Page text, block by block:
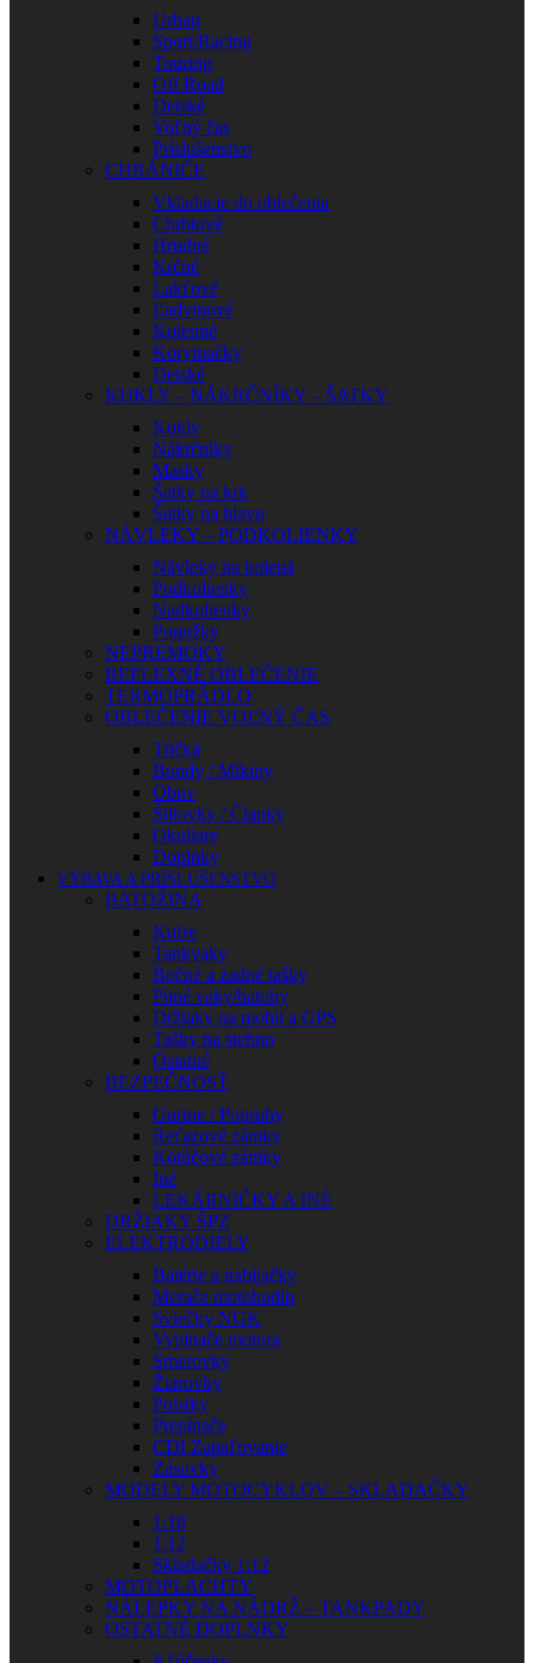
Urban
Sport/Racing
Touring
Off Road
Detské
Voľný čas
Príslušenstvo
CHRÁNIČE
Vkladacie do oblečenia
Chrbtové
Hrudné
Krčné
Lakťové
Ľadvinové
Kolenné
Korytnačky
Detské
KUKLY – NÁKRČNÍKY – ŠATKY
Kukly
Nákrčníky
Masky
Šatky na krk
Šatky na hlavu
NÁVLEKY – PODKOLIENKY
Návleky na kolená
Podkolienky
Nadkolienky
Ponožky
NEPREMOKY
REFLEXNÉ OBLEČENIE
TERMOPRÁDLO
OBLEČENIE VOĽNÝ ČAS
Tričká
Bundy / Mikiny
Obuv
Šiltovky / Čiapky
Okuliare
Doplnky
VÝBAVA A PRÍSLUŠENSTVO
BATOŽINA
Kufre
Tankvaky
Bočné a zadné tašky
Pitné vaky/batohy
Držiaky na mobil a GPS
Tašky na stehno
Ostatné
BEZPEČNOSŤ
Gurtne / Popruhy
Reťazové zámky
Kotúčové zámky
Iné
LEKÁRNIČKY A INÉ
DRŽIAKY ŠPZ
ELEKTRODIELY
Batérie a nabíjačky
Merače motohodín
Sviečky NGK
Vypínače motora
Smerovky
Žiarovky
Poistky
Prepínače
CDI Zapaľovanie
Zásuvky
MODELY MOTOCYKLOV – SKLADAČKY
1:18
1:12
Skladačky 1:12
MOTOPLACHTY
NÁLEPKY NA NÁDRŽ – TANKPADY
OSTATNÉ DOPLNKY